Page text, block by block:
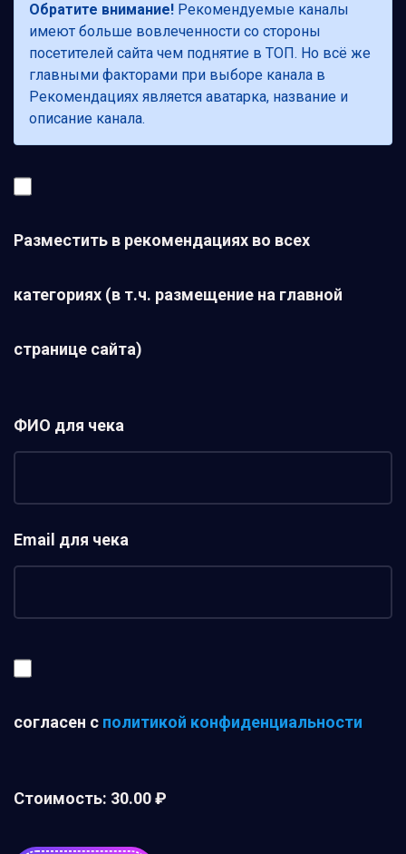
Обратите внимание! Рекомендуемые каналы
имеют больше вовлеченности со стороны
посетителей сайта чем поднятие в ТОП. Но всё же
главными факторами при выборе канала в
Рекомендациях является аватарка, название и
описание канала.
Разместить в рекомендациях во всех
категориях (в т.ч. размещение на главной
странице сайта)
ФИО для чека
Email для чека
согласен с политикой конфиденциальности
Стоимость: 30.00 ₽